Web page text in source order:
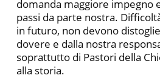
domanda maggiore impegno
passi da parte nostra.
in futuro, non devono
dovere e dalla nostra
soprattutto di Pastori della
alla storia.